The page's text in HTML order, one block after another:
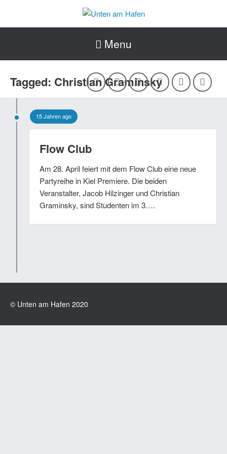
Menu
Tagged: Christian Graminsky
15 Jahren ago
Flow Club
Am 28. April feiert mit dem Flow Club eine neue
Partyreihe in Kiel Premiere. Die beiden
Veranstalter, Jacob Hilzinger und Christian
Graminsky, sind Studenten im 3….
© Unten am Hafen 2020